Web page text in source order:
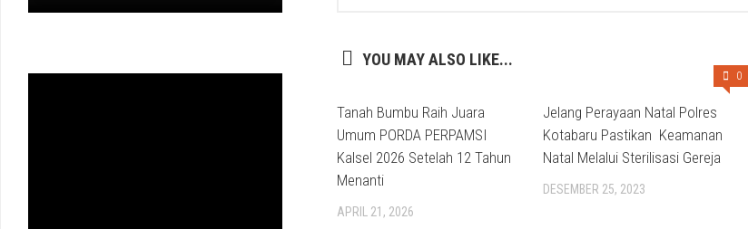
YOU MAY ALSO LIKE...
Tanah Bumbu Raih Juara
Umum PORDA PERPAMSI
Kalsel 2026 Setelah 12 Tahun
Menanti
APRIL 21, 2026
0
Jelang Perayaan Natal Polres
Kotabaru Pastikan Keamanan
Natal Melalui Sterilisasi Gereja
DESEMBER 25, 2023